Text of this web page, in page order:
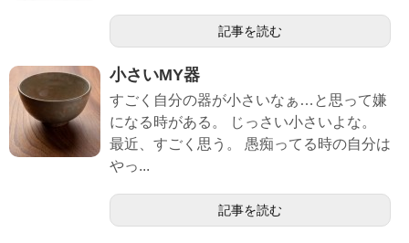
記事を読む
小さいMY器
すごく自分の器が小さいなぁ…と思って嫌
になる時がある。 じっさい小さいよな。
最近、すごく思う。 愚痴ってる時の自分は
やっ...
記事を読む